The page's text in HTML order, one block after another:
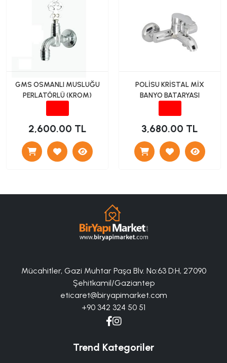
GMS OSMANLI MUSLUĞU
PERLATÖRLÜ (KROM)
2,600.00 TL
POLİSU KRİSTAL MİX
BANYO BATARYASI
3,680.00 TL
Mücahitler, Gazi Muhtar Paşa Blv. No:63 D:H, 27090
Şehitkamil/Gaziantep
eticaret@biryapimarket.com
+90 342 324 50 51
Trend Kategoriler